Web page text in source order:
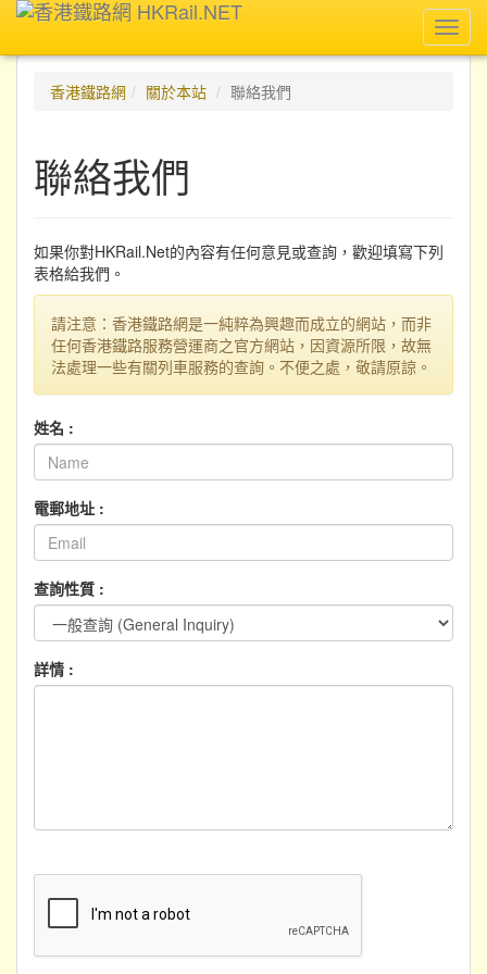
香港鐵路網
關於本站 聯絡我們
聯絡我們
如果你對HKRail.Net的內容有任何意見或查詢，歡迎填寫下列
表格給我們。
請注意：香港鐵路網是一純粹為興趣而成立的網站，而非
任何香港鐵路服務營運商之官方網站，因資源所限，故無
法處理一些有關列車服務的查詢。不便之處，敬請原諒。
姓名 :
電郵地址 :
查詢性質 :
詳情 :